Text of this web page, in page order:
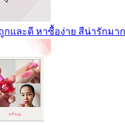
ถูกและดี หาซื้อง่าย สีน่ารักมา